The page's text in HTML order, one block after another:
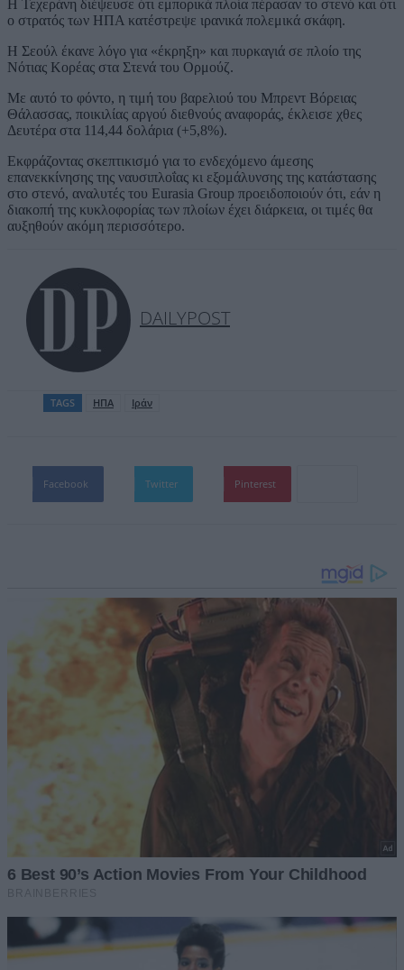
Η Τεχεράνη διέψευσε ότι εμπορικά πλοία πέρασαν το στενό και ότι
ο στρατός των ΗΠΑ κατέστρεψε ιρανικά πολεμικά σκάφη.
Η Σεούλ έκανε λόγο για «έκρηξη» και πυρκαγιά σε πλοίο της
Νότιας Κορέας στα Στενά του Ορμούζ.
Με αυτό το φόντο, η τιμή του βαρελιού του Μπρεντ Βόρειας
Θάλασσας, ποικιλίας αργού διεθνούς αναφοράς, έκλεισε χθες
Δευτέρα στα 114,44 δολάρια (+5,8%).
Εκφράζοντας σκεπτικισμό για το ενδεχόμενο άμεσης
επανεκκίνησης της ναυσιπλοΐας κι εξομάλυνσης της κατάστασης
στο στενό, αναλυτές του Eurasia Group προειδοποιούν ότι, εάν η
διακοπή της κυκλοφορίας των πλοίων έχει διάρκεια, οι τιμές θα
αυξηθούν ακόμη περισσότερο.
DAILYPOST
TAGS ΗΠΑ Ιράν
Facebook Twitter Pinterest